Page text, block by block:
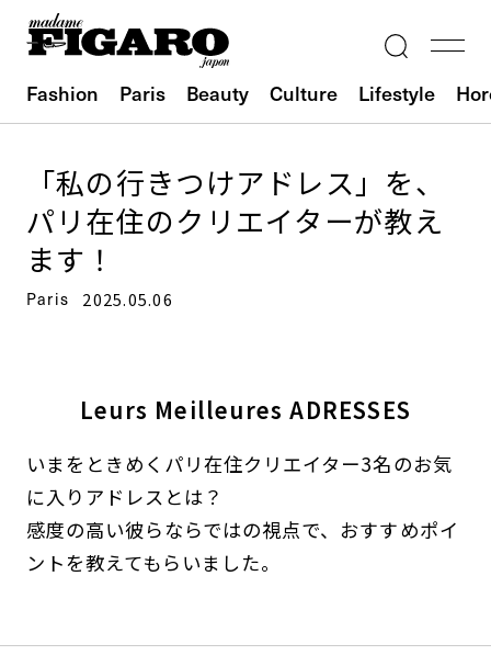
Fashion Paris Beauty Culture Lifestyle
「私の行きつけアドレス」を、
パリ在住のクリエイターが教え
ます！
Paris 2025.05.06
Leurs Meilleures ADRESSES
いまをときめくパリ在住クリエイター3名のお気
に入りアドレスとは？
感度の高い彼らならではの視点で、おすすめポイ
ントを教えてもらいました。